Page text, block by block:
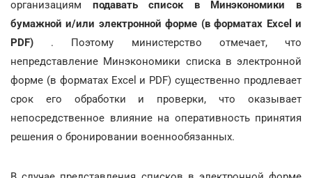
организациям подавать список в Минэкономики в
бумажной и/или электронной форме (в форматах Excel и
PDF) . Поэтому министерство отмечает, что
непредставление Минэкономики списка в электронной
форме (в форматах Excel и PDF) существенно продлевает
срок его обработки и проверки, что оказывает
непосредственное влияние на оперативность принятия
решения о бронировании военнообязанных.